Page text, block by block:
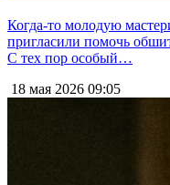
Когда-то молодую
пригласили помочь
С тех пор особый…
18 мая 2026 09:05